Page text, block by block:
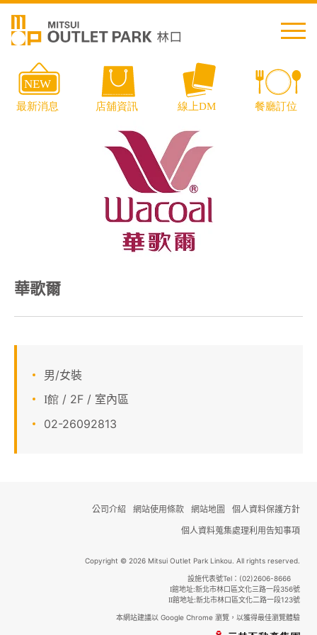
English Thai
樓層導覽
關於我們
APP會員專區
華歌爾
男/女裝
I館 / 2F / 室內區
02-26092813
公司介紹 網站使用條款 網站地圖
個人資料保護方針
個人資料蒐集處理利用告知事項
Copyright © 2026 Mitsui Outlet Park Linkou. All rights reserved.
設施代表號Tel：(02)2606-8666
I館地址:新北市林口區文化三路一段356號
II館地址:新北市林口區文化二路一段123號
本網站建議以 Google Chrome 瀏覽，以獲得最佳瀏覽體驗